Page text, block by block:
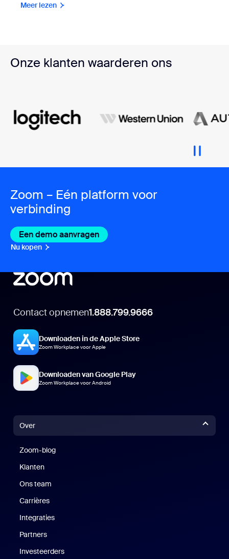
Meer lezen
Onze klanten waarderen ons
Zoom – Eén platform voor
verbinding
Een demo aanvragen
Nu kopen
Contact opnemen1.888.799.9666
Downloaden in de Apple Store
Zoom Workplace voor Apple
Downloaden van Google Play
Zoom Workplace voor Android
Over
Zoom-blog
Klanten
Ons team
Carrières
Integraties
Partners
Investeerders